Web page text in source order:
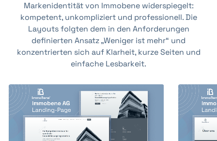
Markenidentität von Immobene widerspiegelt:
kompetent, unkompliziert und professionell. Die
Layouts folgten dem in den Anforderungen
definierten Ansatz „Weniger ist mehr“ und
konzentrierten sich auf Klarheit, kurze Seiten und
einfache Lesbarkeit.